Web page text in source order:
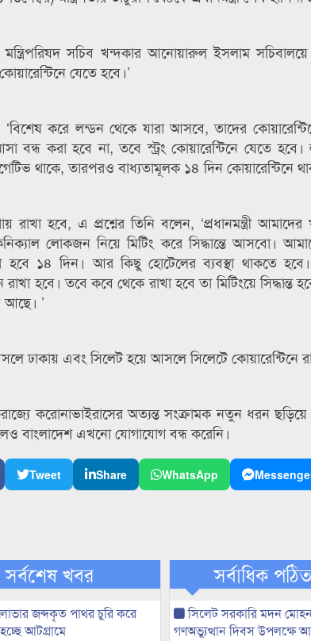
সচিব খন্দকার আনোয়ারুল ইসলাম
কোয়ারেন্টিনে যেতে হবে।’
করে লন্ডন থেকে যারা আসবে, তাদের
বন্ধ করা হবে না, তবে স্ট্রং কোয়ারেন্টিনে যেতে
থাকে, তারপরও বাধ্যতামূলক ১৪ দিন কোয়ারেন্টিনে
রাখা হবে, এ প্রশ্নের তিনি বলেন, ‘প্রধানমন্ত্রী
লোকজন নিয়ে মিটিং করে সিদ্ধান্তে আসবো।
হবে ১৪ দিন। আর কিছু হোটেলের ব্যবস্থা থাকতে
রাখা হবে। তবে কবে থেকে রাখা হবে তা মিটিংয়ে সিদ্ধান্ত
আছে। ’
ঢাকায় এবং সিলেট হয়ে আসলে সিলেটে কোয়ারেন্টিনে
করোনাভাইরাসের অত্যন্ত সংক্রামক নতুন ধরন
বাংলাদেশ এখনো যোগাযোগ বন্ধ করেনি।
Tweet Share WhatsApp
সর্বশেষ খবর
জব্দকৃত পাথর চুরি করে
আটগ্রামে
সর্বাধিক
সিলেট সরকারি মদন
গণঅভ্যুত্থান দিবস উপলক্ষে